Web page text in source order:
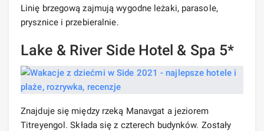
Linię brzegową zajmują wygodne leżaki, parasole,
prysznice i przebieralnie.
Lake & River Side Hotel & Spa 5*
Znajduje się między rzeką Manavgat a jeziorem
Titreyengol. Składa się z czterech budynków. Zostały